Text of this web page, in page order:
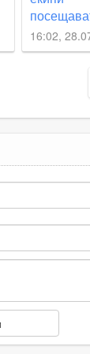
в
Карловско,
“Родопи“
16:02,